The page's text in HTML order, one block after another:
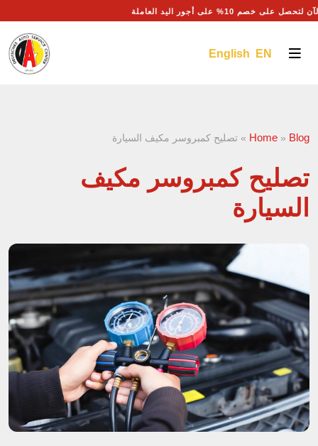
على خصم 10% على أجور اليد العاملة
English EN
Home » Blog
» تصليح كمبروسر مكيف السيارة
تصليح كمبروسر مكيف
السيارة